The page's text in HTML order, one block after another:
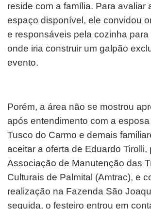
reside com a família. Para avaliar
espaço disponível, ele convidou
e responsáveis pela cozinha para
onde iria construir um galpão
evento.
Porém, a área não se mostrou
após entendimento com a
Tusco do Carmo e demais
aceitar a oferta de Eduardo Tirolli,
Associação de Manutenção das
Culturais de Palmital (Amtrac), e
realização na Fazenda São
seguida, o festeiro entrou em